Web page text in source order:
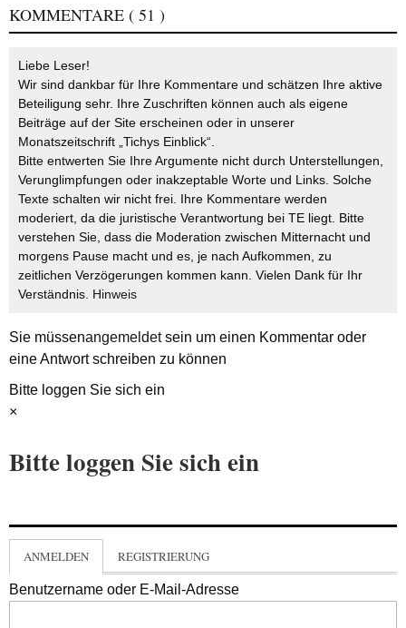
KOMMENTARE ( 51 )
Liebe Leser!
Wir sind dankbar für Ihre Kommentare und schätzen Ihre aktive
Beteiligung sehr. Ihre Zuschriften können auch als eigene
Beiträge auf der Site erscheinen oder in unserer
Monatszeitschrift „Tichys Einblick“.
Bitte entwerten Sie Ihre Argumente nicht durch Unterstellungen,
Verunglimpfungen oder inakzeptable Worte und Links. Solche
Texte schalten wir nicht frei. Ihre Kommentare werden
moderiert, da die juristische Verantwortung bei TE liegt. Bitte
verstehen Sie, dass die Moderation zwischen Mitternacht und
morgens Pause macht und es, je nach Aufkommen, zu
zeitlichen Verzögerungen kommen kann. Vielen Dank für Ihr
Verständnis. Hinweis
Sie müssenangemeldetsein um einen Kommentar oder
eine Antwort schreiben zu können
Bitte loggen Sie sich ein
×
Bitte loggen Sie sich ein
ANMELDEN REGISTRIERUNG
Benutzername oder E-Mail-Adresse